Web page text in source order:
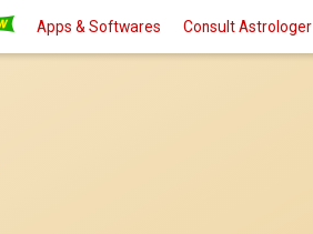
Apps & Softwares Consult Astrologer